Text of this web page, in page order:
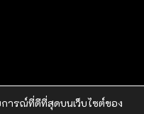
ารณ์ที่ดีที่สุดบนเว็บไซต์ของ